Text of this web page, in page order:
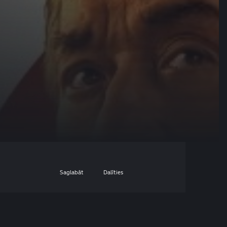
Saglabāt Dalīties